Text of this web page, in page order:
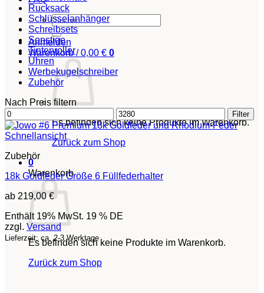
Suchen
nach:
Anmelden
Warenkorb /0,00 € 0
Es befinden sich keine Produkte im Warenkorb.
Zurück zum Shop
0
Warenkorb
Es befinden sich keine Produkte im Warenkorb.
Zurück zum Shop
Rucksack
Schlüsselanhänger
Schreibsets
Sonstige
Tintenroller
Uhren
Werbekugelschreiber
Zubehör
Nach Preis filtern
Min.
Preis
Max.
Preis
Filter
Schnellansicht
Zubehör
18k Goldfeder Größe 6 Füllfederhalter
ab 219,00€
Enthält 19% MwSt. 19 % DE
zzgl. Versand
Lieferzeit: ca. 2-3 Werktage